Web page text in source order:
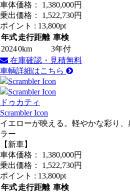
車体価格： 1,380,000円
乗出価格： 1,522,730円
ポイント : 13,800pt
年式走行距離 車検
20240km
3年付
在庫確認・見積無料
車輌詳細はこちら
ドゥカティ
Scrambler Icon
イエローが映える。軽やかな彩り
ラー
【新車】
車体価格： 1,380,000円
乗出価格： 1,522,730円
ポイント : 13,800pt
年式走行距離 車検